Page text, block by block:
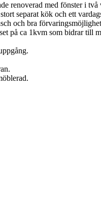
renoverad med fönster i
separat kök och ett
och bra
på ca 1kvm som bidrar till